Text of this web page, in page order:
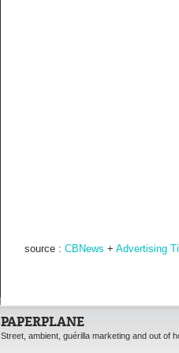
source : CBNews + Advertising
PAPERPLANE
Street, ambient, guérilla marketing and out of